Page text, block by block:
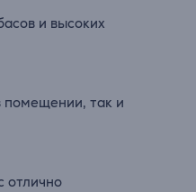
и высоких
помещении, так и
отлично